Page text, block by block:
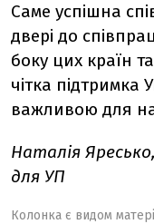
Саме успішна
двері до
боку цих країн
чітка
важливою для
Наталія
для УП
Колонка є видом